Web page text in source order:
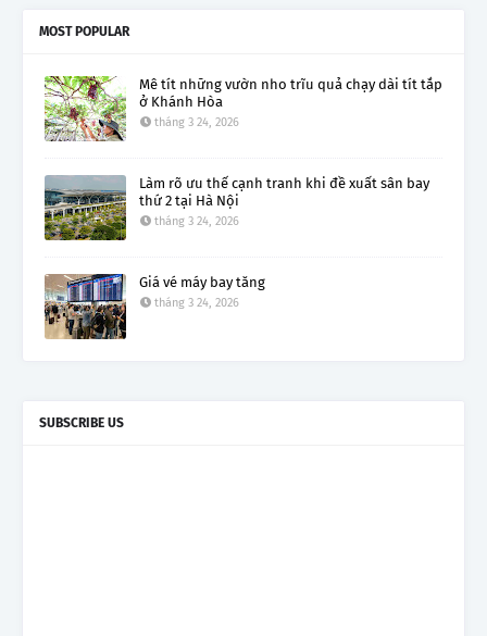
MOST POPULAR
Mê tít những vườn nho trĩu quả chạy dài tít tắp
ở Khánh Hòa
tháng 3 24, 2026
Làm rõ ưu thế cạnh tranh khi đề xuất sân bay
thứ 2 tại Hà Nội
tháng 3 24, 2026
Giá vé máy bay tăng
tháng 3 24, 2026
SUBSCRIBE US